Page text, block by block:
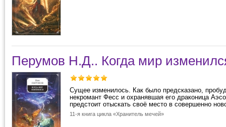
Перумов Н.Д.. Когда мир
Сущее изменилось. Как было предсказано,
некромант Фесс и охранявшая его драконица
предстоит отыскать своё место в совершенно
11-я книга цикла «Хранитель мечей»